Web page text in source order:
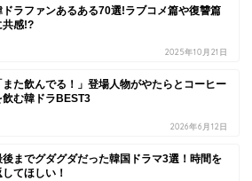
ドラファンあるある70選!ラブコメ篇や復讐篇
共感!?
2025年10月21日
また飲んでる！」登場人物がやたらとコーヒー
飲む韓ドラBEST3
2026年6月12日
後までグダグダだった韓国ドラマ3選！時間を
してほしい！